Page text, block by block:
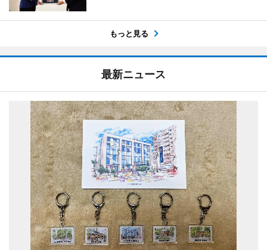
もっと見る
最新ニュース